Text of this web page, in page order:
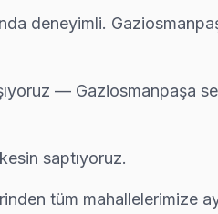
— aynı gün ön teşhis, yazılı
Gaziosmanpaşa servisimiz sürpriz
deneyimli.
— Gaziosmanpaşa
saptıyoruz.
tüm mahallelerimize